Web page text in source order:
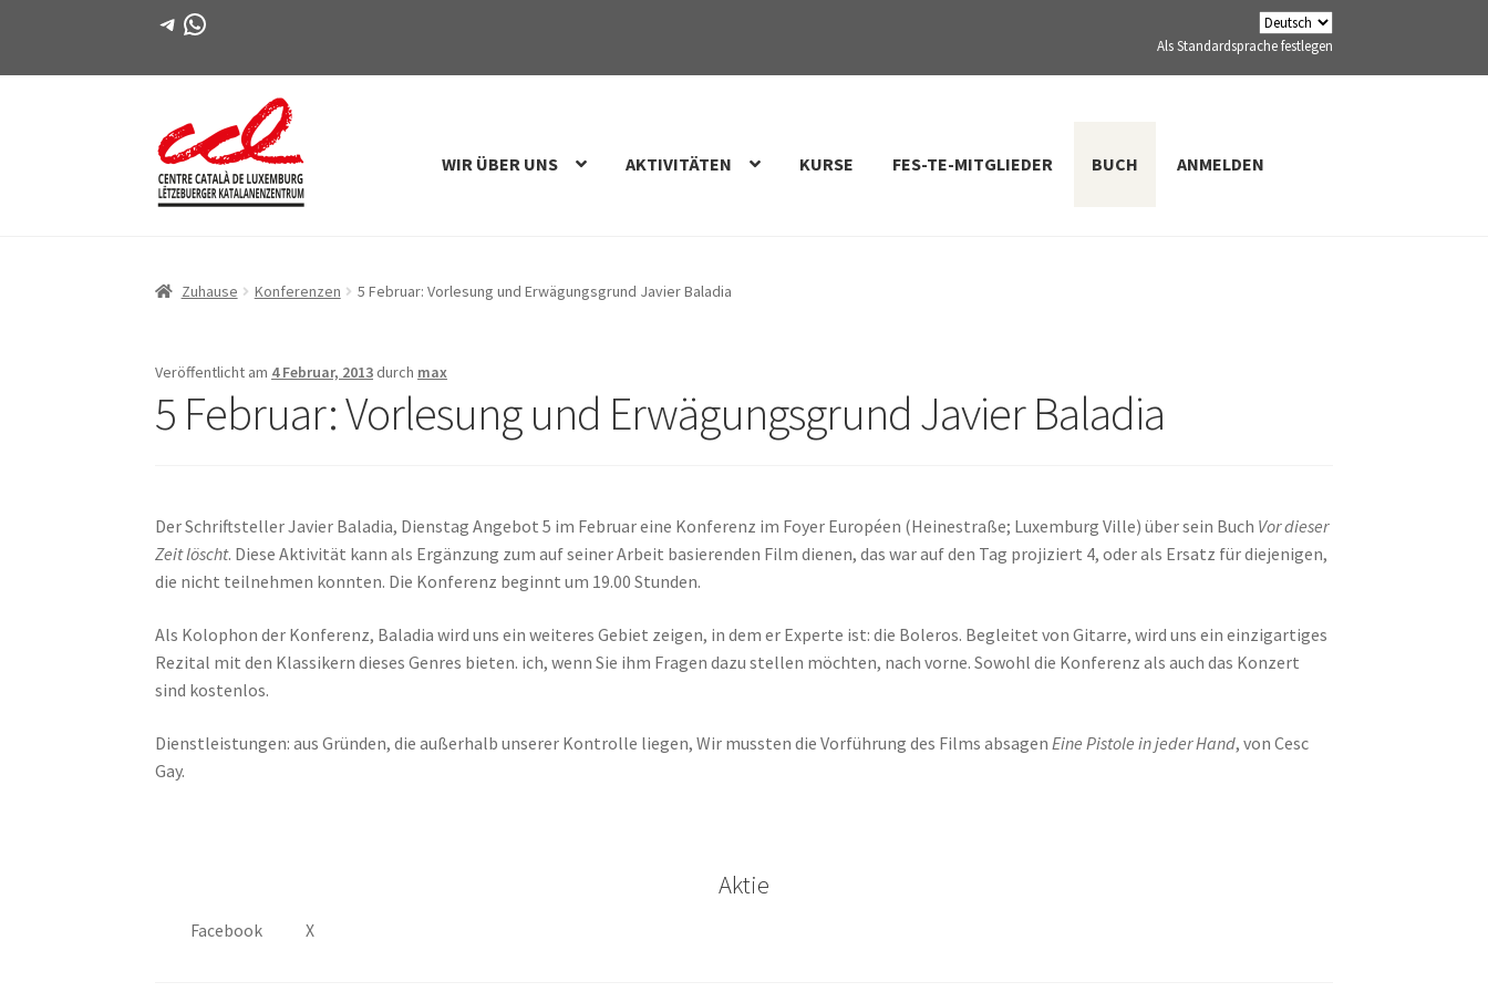
Telegramm
WhatsApp
Als Standardsprache festlegen
Direkt
zur
Zum
Inhalt
WIR ÜBER UNS AKTIVITÄTEN KURSE FES-TE-MITGLIEDER BUCH ANMELDEN
Zuhause Konferenzen 5 Februar: Vorlesung und Erwägungsgrund Javier Baladia
Veröffentlicht am 4 Februar, 2013 durch max
5 Februar: Vorlesung und Erwägungsgrund Javier Baladia
Der Schriftsteller Javier Baladia, Dienstag Angebot 5 im Februar eine Konferenz im Foyer Européen (Heinestraße; Luxemburg Ville) über sein Buch Vor dieser
Zeit löscht. Diese Aktivität kann als Ergänzung zum auf seiner Arbeit basierenden Film dienen, das war auf den Tag projiziert 4, oder als Ersatz für diejenigen,
die nicht teilnehmen konnten. Die Konferenz beginnt um 19.00 Stunden.
Als Kolophon der Konferenz, Baladia wird uns ein weiteres Gebiet zeigen, in dem er Experte ist: die Boleros. Begleitet von Gitarre, wird uns ein einzigartiges
Rezital mit den Klassikern dieses Genres bieten. ich, wenn Sie ihm Fragen dazu stellen möchten, nach vorne. Sowohl die Konferenz als auch das Konzert
sind kostenlos.
Dienstleistungen: aus Gründen, die außerhalb unserer Kontrolle liegen, Wir mussten die Vorführung des Films absagen Eine Pistole in jeder Hand, von Cesc
Gay.
Aktie
Facebook X